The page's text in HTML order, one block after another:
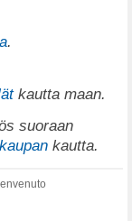
.
kautta maan.
suoraan
kautta.